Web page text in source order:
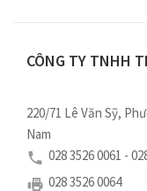
CÔNG TY TNHH
220/71 Lê Văn Sỹ,
Nam
028 3526 0061 -
028 3526 0064